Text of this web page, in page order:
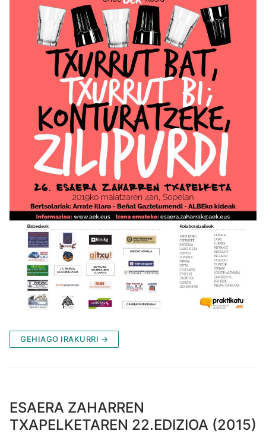
GEHIAGO IRAKURRI →
ESAERA ZAHARREN
TXAPELKETAREN 22.EDIZIOA (2015)